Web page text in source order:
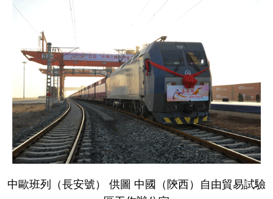
中歐班列（長安號） 供圖 中國（陝西）自由貿易試驗